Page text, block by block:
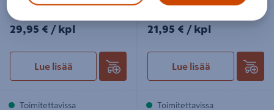
29,95€/kpl
29,95 € / kpl
Lue lisää
Toimitettavissa
30led IP20
21,95€/kpl
21,95 € / kpl
Lue lisää
Toimitettavissa